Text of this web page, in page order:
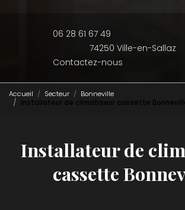
06 28 61 67 49
74250 Ville-en-Sallaz
Contactez-nous
Accueil Secteur
Bonneville
Installateur de climatiseur cassette
Installateur de
cassette